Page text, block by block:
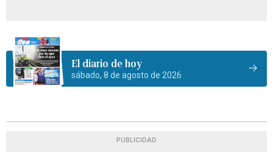
El diario de hoy
sábado, 8 de agosto de 2026
PUBLICIDAD